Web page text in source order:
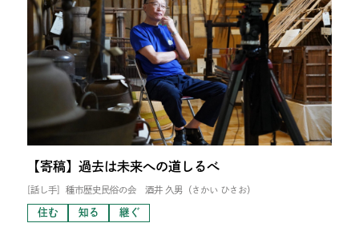
【寄稿】過去は未来への道しるべ
[話し手] 種市歴史民俗の会 酒井 久男（さかい ひさお）
住む 知る 継ぐ